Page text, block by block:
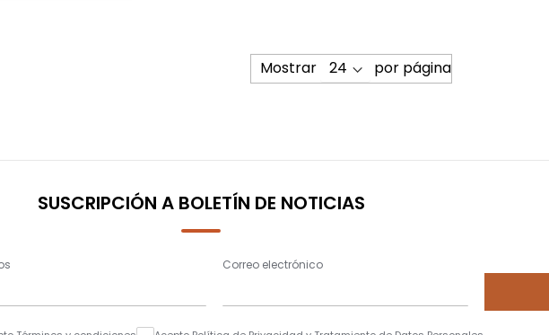
Mostrar por página
SUSCRIPCIÓN A BOLETÍN DE NOTICIAS
Correo electrónico